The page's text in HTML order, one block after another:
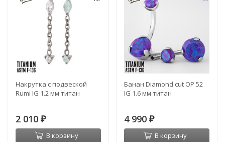
Накрутка с подвеской
Rumi IG 1.2 мм титан
2 010 ₽
В корзину
Банан Diamond cut OP 52
IG 1.6 мм титан
4 990 ₽
В корзину